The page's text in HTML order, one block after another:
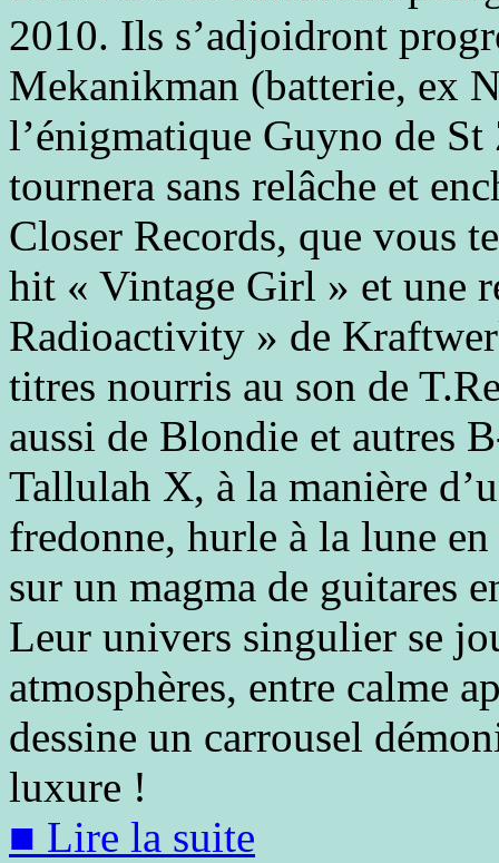
2010. Ils s’adjoidront
Mekanikman (batterie, ex
l’énigmatique Guyno de
tournera sans relâche et
Closer Records, que vous
hit « Vintage Girl » et une
Radioactivity » de
titres nourris au son de
aussi de Blondie et autres
Tallulah X, à la manière
fredonne, hurle à la lune
sur un magma de guitares
Leur univers singulier se
atmosphères, entre calme
dessine un carrousel
luxure !
■ Lire la suite